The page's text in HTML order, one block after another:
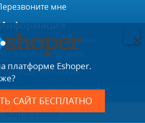
мне
доставка по Тюмени
в течении 90 дней
ЗооЧижик
платформеEshoper.ru
Карта сайта
платформе Eshoper.
САЙТ БЕСПЛАТНО